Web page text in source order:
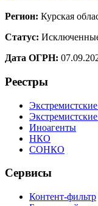
Регион: Курская
Статус:
Дата ОГРН:
Реестры
Иноагенты
НКО
СОНКО
Сервисы
Контент-фильтр